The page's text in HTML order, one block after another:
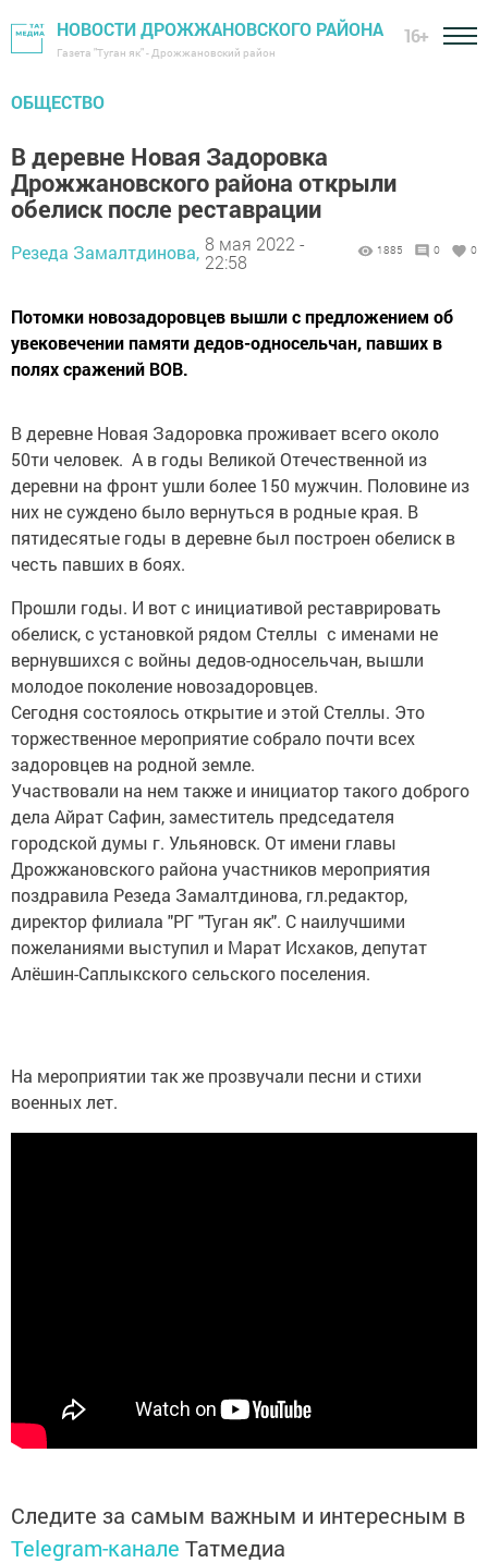
НОВОСТИ ДРОЖЖАНОВСКОГО РАЙОНА
Газета "Туган як" - Дрожжановский район
16+
ОБЩЕСТВО
В деревне Новая Задоровка
Дрожжановского района открыли
обелиск после реставрации
Резеда Замалтдинова, 8 мая 2022 -
22:58
1885 0 0
Потомки новозадоровцев вышли с предложением об
увековечении памяти дедов-односельчан, павших в
полях сражений ВОВ.
В деревне Новая Задоровка проживает всего около
50ти человек. А в годы Великой Отечественной из
деревни на фронт ушли более 150 мужчин. Половине из
них не суждено было вернуться в родные края. В
пятидесятые годы в деревне был построен обелиск в
честь павших в боях.
Прошли годы. И вот с инициативой реставрировать
обелиск, с установкой рядом Стеллы с именами не
вернувшихся с войны дедов-односельчан, вышли
молодое поколение новозадоровцев.
Сегодня состоялось открытие и этой Стеллы. Это
торжественное мероприятие собрало почти всех
задоровцев на родной земле.
Участвовали на нем также и инициатор такого доброго
дела Айрат Сафин, заместитель председателя
городской думы г. Ульяновск. От имени главы
Дрожжановского района участников мероприятия
поздравила Резеда Замалтдинова, гл.редактор,
директор филиала "РГ "Туган як". С наилучшими
пожеланиями выступил и Марат Исхаков, депутат
Алёшин-Саплыкского сельского поселения.
На мероприятии так же прозвучали песни и стихи
военных лет.
Следите за самым важным и интересным в
Telegram-канале Татмедиа